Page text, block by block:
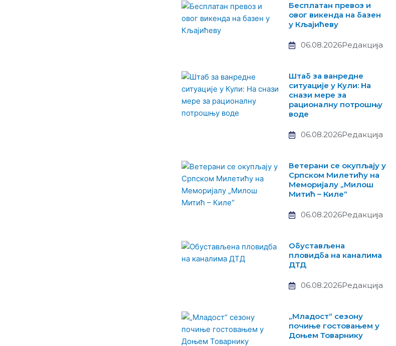
Бесплатан превоз и
овог викенда на базен
у Кљајићеву
06.08.2026Редакција
Штаб за ванредне
ситуације у Кули: На
снази мере за
рационалну потрошњу
воде
06.08.2026Редакција
Ветерани се окупљају у
Српском Милетићу на
Меморијалу „Милош
Митић – Киле“
06.08.2026Редакција
Обустављена
пловидба на каналима
ДТД
06.08.2026Редакција
„Младост“ сезону
почиње гостовањем у
Доњем Товарнику